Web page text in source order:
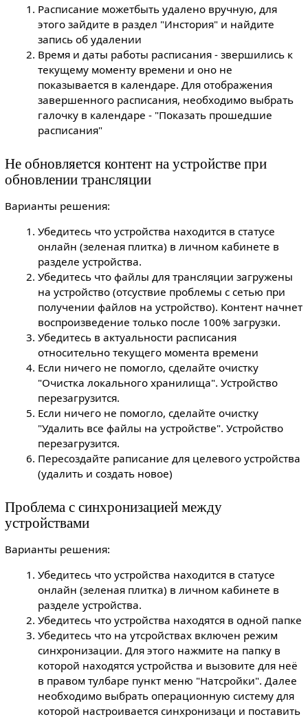
Расписание можетбыть удалено вручную, для
этого зайдите в раздел "Инстория" и найдите
запись об удалении
Время и даты работы расписания - звершились к
текущему моменту времени и оно не
показывается в календаре. Для отображения
завершенного расписания, необходимо выбрать
галочку в календаре - "Показать прошедшие
расписания"
Не обновляется контент на устройстве при
обновлении трансляции
Варианты решения:
Убедитесь что устройства находится в статусе
онлайн (зеленая плитка) в личном кабинете в
разделе устройства.
Убедитесь что файлы для трансляции загружены
на устройство (отсуствие проблемы с сетью при
получении файлов на устройство). Контент начнет
воспроизведение только после 100% загрузки.
Убедитесь в актуальности расписания
относительно текущего момента времени
Если ничего не помогло, сделайте очистку
"Очистка локального хранилища". Устройство
перезагрузится.
Если ничего не помогло, сделайте очистку
"Удалить все файлы на устройстве". Устройство
перезагрузится.
Пересоздайте раписание для целевого устройства
(удалить и создать новое)
Проблема с синхронизацией между
устройствами
Варианты решения:
Убедитесь что устройства находится в статусе
онлайн (зеленая плитка) в личном кабинете в
разделе устройства.
Убедитесь что устройства находятся в одной папке
Убедитесь что на утсройствах включен режим
синхронизации. Для этого нажмите на папку в
которой находятся устройства и вызовите для неё
в правом тулбаре пункт меню "Натсройки". Далее
необходимо выбрать операционную систему для
которой настроивается синхронизаци и поставить